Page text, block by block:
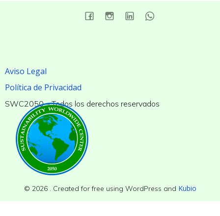
Aviso Legal
Política de Privacidad
SWC2050 – Todos los derechos reservados
© 2026 . Created for free using WordPress and Kubio